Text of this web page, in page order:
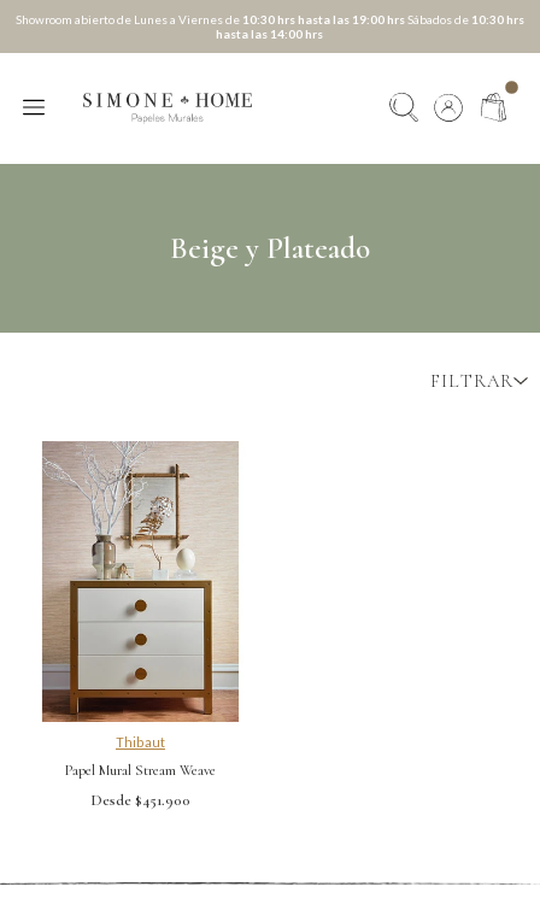
Showroom abierto de Lunes a Viernes de 10:30 hrs hasta las 19:00 hrsSábados de 10:30 hrs
hasta las 14:00 hrs
Beige y Plateado
FILTRAR
Thibaut
Papel Mural Stream Weave
Desde $451.900